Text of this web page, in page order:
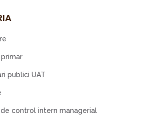
publici UAT
control intern managerial